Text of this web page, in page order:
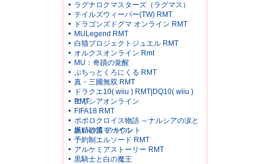
ラグナロクマスターズ（ラグマス）
テイルズウィーバー(TW) RMT
ドラゴンズドグマ オンライン RMT
MULegend RMT
白猫プロジェクトジュエル RMT
オルクスオンライン Rmt
MU：奇蹟の覚醒
ぷちっとくろにくる RMT
真・三國無双 RMT
ドラクエ10( wiiu ) RMT|DQ10( wiiu )
RMT
エリシアオンライン
FIFA18 RMT
ポポロクロイス物語 ～ナルシアの涙と
妖精の笛 アカウント
黒い砂漠モバイル
予約制エルソード RMT
アルケミアストーリー RMT
黒騎士と白の魔王